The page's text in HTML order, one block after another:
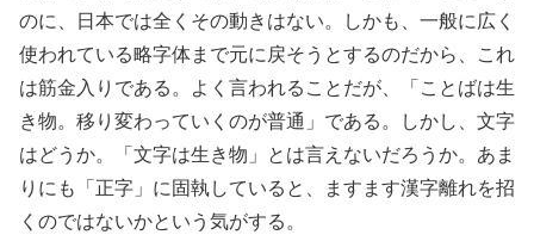
のに、日本では全くその動きはない。しかも、一般に広く
使われている略字体まで元に戻そうとするのだから、これ
は筋金入りである。よく言われることだが、「ことばは生
き物。移り変わっていくのが普通」である。しかし、文字
はどうか。「文字は生き物」とは言えないだろうか。あま
りにも「正字」に固執していると、ますます漢字離れを招
くのではないかという気がする。